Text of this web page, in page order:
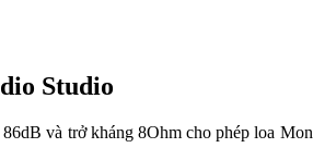
Studio
và trở kháng 8Ohm cho phép loa